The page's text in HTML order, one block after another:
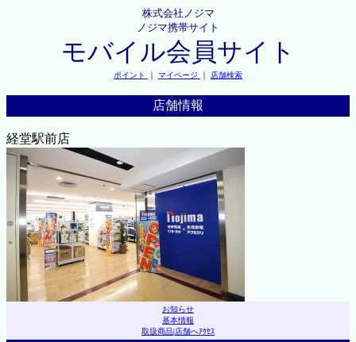
株式会社ノジマ
ノジマ携帯サイト
モバイル会員サイト
ポイント ｜ マイページ ｜ 店舗検索
店舗情報
経堂駅前店
お知らせ
基本情報
取扱商品|店舗へｱｸｾｽ